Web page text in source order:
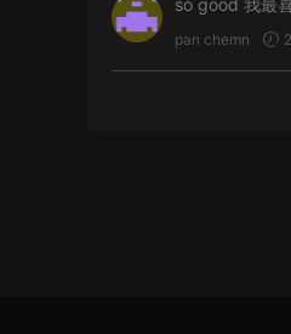
so good 我最
pan chemn